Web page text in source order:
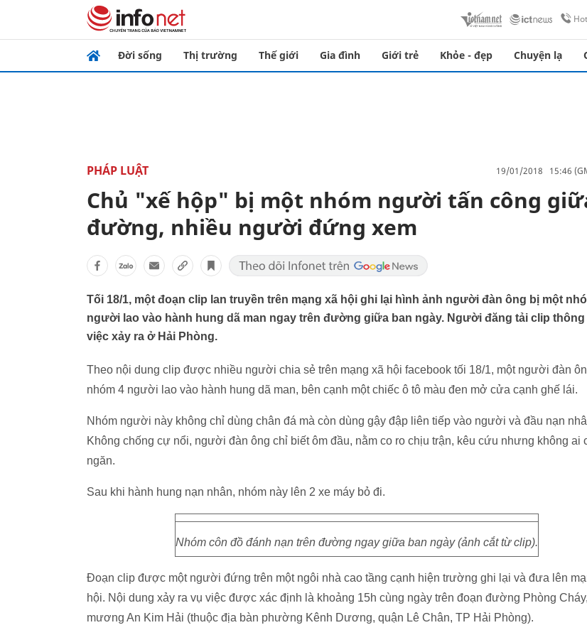
Đời sống Thị trường Thế giới Gia đình Giới trẻ Khỏe - đẹp Chuyện lạ
PHÁP LUẬT 19/01/2018 15:46
Chủ "xế hộp" bị một nhóm người tấn công
đường, nhiều người đứng xem
Tối 18/1, một đoạn clip lan truyền trên mạng xã hội ghi lại hình ảnh người đàn ông bị một
người lao vào hành hung dã man ngay trên đường giữa ban ngày. Người đăng tải clip thông
việc xảy ra ở Hải Phòng.
Theo nội dung clip được nhiều người chia sẻ trên mạng xã hội facebook tối 18/1, một người đàn
nhóm 4 người lao vào hành hung dã man, bên cạnh một chiếc ô tô màu đen mở cửa cạnh ghế lái.
Nhóm người này không chỉ dùng chân đá mà còn dùng gậy đập liên tiếp vào người và đầu nạn
Không chống cự nổi, người đàn ông chỉ biết ôm đầu, nằm co ro chịu trận, kêu cứu nhưng không ai
ngăn.
Sau khi hành hung nạn nhân, nhóm này lên 2 xe máy bỏ đi.
Nhóm côn đồ đánh nạn trên đường ngay giữa ban ngày (ảnh cắt từ clip).
Đoạn clip được một người đứng trên một ngôi nhà cao tầng cạnh hiện trường ghi lại và đưa lên
hội. Nội dung xảy ra vụ việc được xác định là khoảng 15h cùng ngày trên đoạn đường Phòng
mương An Kim Hải (thuộc địa bàn phường Kênh Dương, quận Lê Chân, TP Hải Phòng).